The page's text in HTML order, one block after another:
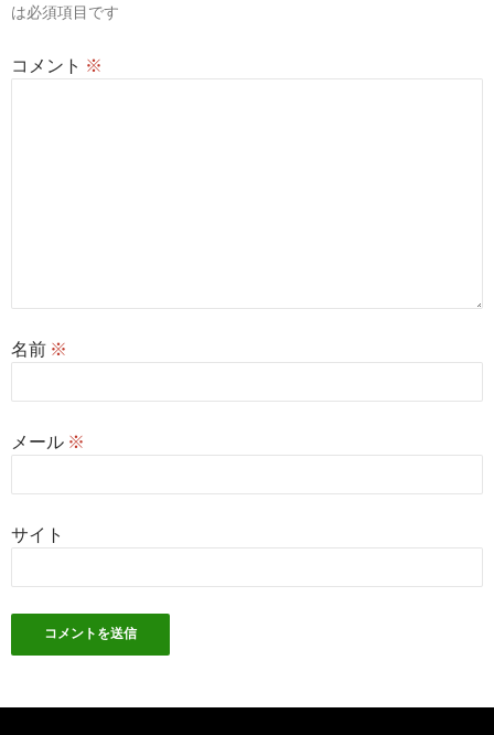
は必須項目です
コメント ※
名前 ※
メール ※
サイト